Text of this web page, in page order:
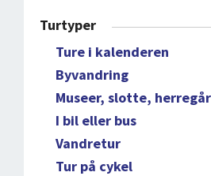
Turtyper
Ture i kalenderen
Byvandring
Museer, slotte,
I bil eller bus
Vandretur
Tur på cykel